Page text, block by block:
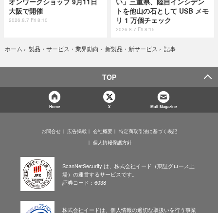
大阪で開催
2026.8.7 Fri 8:10
トを他山の石として USB メモ
リ 1 万個チェック
2026.8.7 Fri 8:15
ホーム › 製品・サービス・業界動向 › 新製品・新サービス › 記事
TOP
Home X Mail Magazine
お問合せ 広告掲載 会社概要
特定商取引法に基づく表記
個人情報保護方針
ScanNetSecurity は、株式会社イード（東証グロース上
場）の運営するサービスです。
証券コード：6038
株式会社イードは、個人情報の適切な取扱いを行う事業